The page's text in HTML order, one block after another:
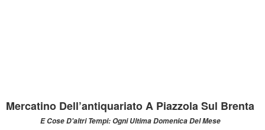
Mercatino Dell’antiquariato A Piazzola Sul Brenta
E Cose D'altri Tempi: Ogni Ultima Domenica Del Mese